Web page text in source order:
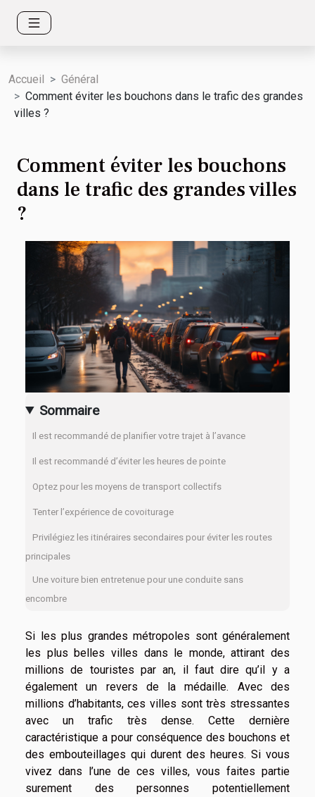
Accueil
Général
Comment éviter les bouchons dans le trafic des grandes
villes ?
Comment éviter les bouchons
dans le trafic des grandes villes
?
Sommaire
Il est recommandé de planifier votre trajet à l’avance
Il est recommandé d’éviter les heures de pointe
Optez pour les moyens de transport collectifs
Tenter l’expérience de covoiturage
Privilégiez les itinéraires secondaires pour éviter les routes
principales
Une voiture bien entretenue pour une conduite sans
encombre
Si les plus grandes métropoles sont généralement
les plus belles villes dans le monde, attirant des
millions de touristes par an, il faut dire qu’il y a
également un revers de la médaille. Avec des
millions d’habitants, ces villes sont très stressantes
avec un trafic très dense. Cette dernière
caractéristique a pour conséquence des bouchons et
des embouteillages qui durent des heures. Si vous
vivez dans l’une de ces villes, vous faites partie
surement des personnes potentiellement